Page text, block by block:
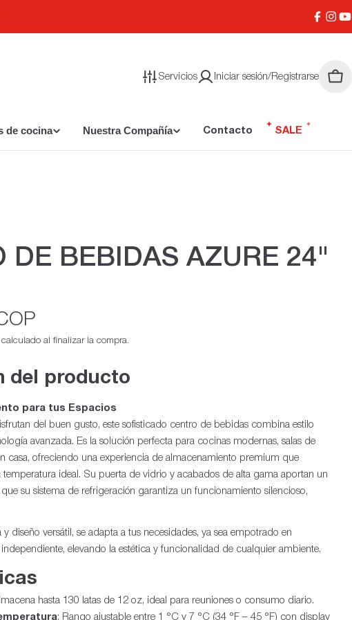
Servicios Iniciar sesión/Registrarse
de cocina Nuestra Compañía Contacto SALE
DE BEBIDAS AZURE 24"
calculado al finalizar la compra.
del producto
para tus Espacios
del buen gusto, este sofisticado centro de bebidas combina estilo
avanzada. Es la solución perfecta para cocinas modernas, salas de
casa, ofreciendo una experiencia de almacenamiento premium que
temperatura ideal. Su puerta de vidrio y acabados de alta gama aportan un
su sistema de refrigeración garantiza un funcionamiento silencioso,
diseño versátil, se adapta a tus necesidades, ya sea empotrado en
elevando la estética y funcionalidad de cualquier ambiente.
hasta 130 latas de 12 oz, ideal para reuniones o consumo diario.
: Rango ajustable entre 1 °C y 7 °C (34 °F – 45 °F) con display